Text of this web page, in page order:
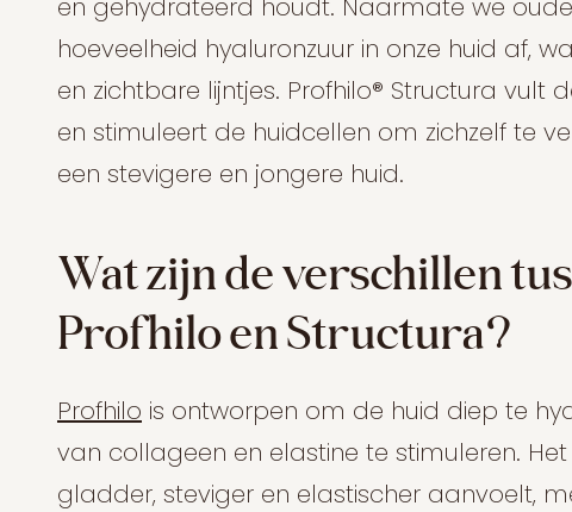
hoeveelheid hyaluronzuur in onze huid af,
en zichtbare lijntjes. Profhilo® Structura vult
en stimuleert de huidcellen om zichzelf te
een stevigere en jongere huid.
Wat zijn de verschillen
Profhilo en Structura?
Profhilo is ontworpen om de huid diep te
van collageen en elastine te stimuleren.
gladder, steviger en elastischer aanvoelt,